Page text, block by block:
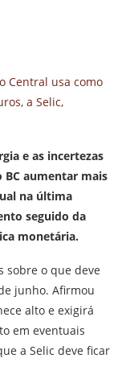
Central usa como
a Selic,
e as incertezas
aumentar mais
na última
seguido da
monetária.
sobre o que deve
junho. Afirmou
alto e exigirá
em eventuais
a Selic deve ficar